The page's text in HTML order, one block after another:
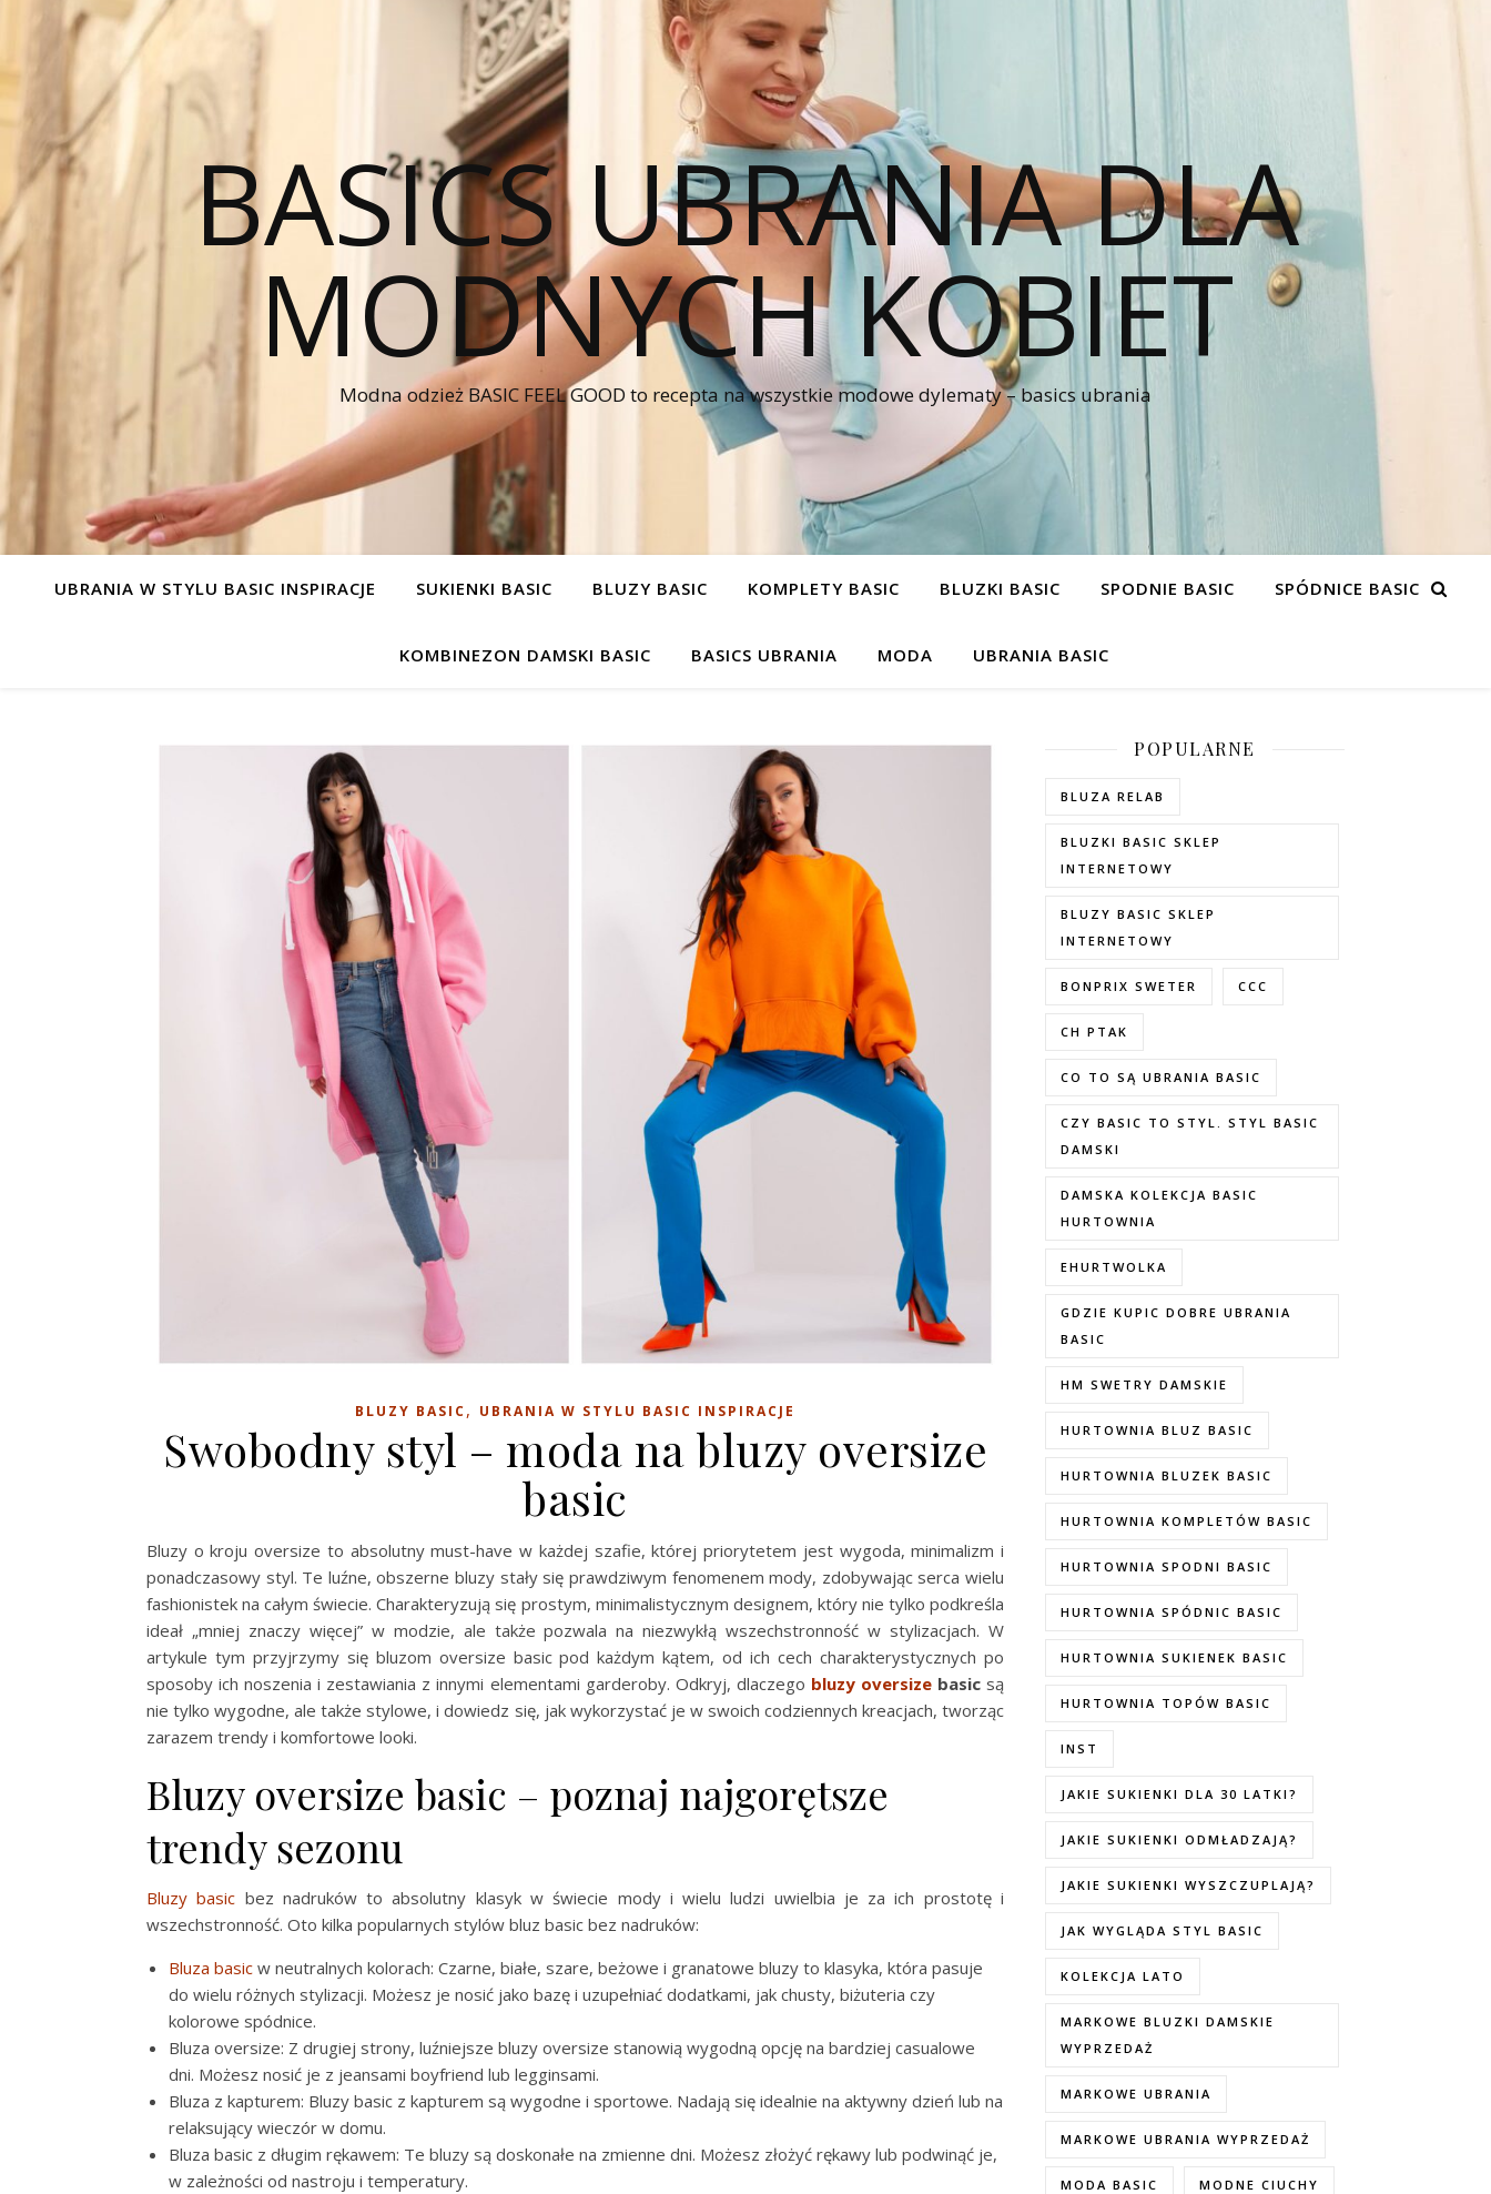
BASICS UBRANIA DLA
MODNYCH KOBIET
Modna odzież BASIC FEEL GOOD to recepta na wszystkie modowe dylematy – basics ubrania
UBRANIA W STYLU BASIC INSPIRACJE SUKIENKI BASIC BLUZY BASIC KOMPLETY BASIC BLUZKI BASIC SPODNIE BASIC SPÓDNICE BASIC
KOMBINEZON DAMSKI BASIC BASICS UBRANIA MODA UBRANIA BASIC
BLUZY BASIC, UBRANIA W STYLU BASIC INSPIRACJE
Swobodny styl – moda na bluzy oversize
basic
Bluzy o kroju oversize to absolutny must-have w każdej szafie, której priorytetem jest wygoda, minimalizm i
ponadczasowy styl. Te luźne, obszerne bluzy stały się prawdziwym fenomenem mody, zdobywając serca wielu
fashionistek na całym świecie. Charakteryzują się prostym, minimalistycznym designem, który nie tylko podkreśla
ideał „mniej znaczy więcej” w modzie, ale także pozwala na niezwykłą wszechstronność w stylizacjach. W
artykule tym przyjrzymy się bluzom oversize basic pod każdym kątem, od ich cech charakterystycznych po
sposoby ich noszenia i zestawiania z innymi elementami garderoby. Odkryj, dlaczego bluzy oversizebasicsą
nie tylko wygodne, ale także stylowe, i dowiedz się, jak wykorzystać je w swoich codziennych kreacjach, tworząc
zarazem trendy i komfortowe looki.
Bluzy oversize basic – poznaj najgorętsze
trendy sezonu
Bluzy basic bez nadruków to absolutny klasyk w świecie mody i wielu ludzi uwielbia je za ich prostotę i
wszechstronność. Oto kilka popularnych stylów bluz basic bez nadruków:
Bluza basic w neutralnych kolorach: Czarne, białe, szare, beżowe i granatowe bluzy to klasyka, która pasuje
do wielu różnych stylizacji. Możesz je nosić jako bazę i uzupełniać dodatkami, jak chusty, biżuteria czy
kolorowe spódnice.
Bluza oversize: Z drugiej strony, luźniejsze bluzy oversize stanowią wygodną opcję na bardziej casualowe
dni. Możesz nosić je z jeansami boyfriend lub legginsami.
Bluza z kapturem: Bluzy basic z kapturem są wygodne i sportowe. Nadają się idealnie na aktywny dzień lub na
relaksujący wieczór w domu.
Bluza basic z długim rękawem: Te bluzy są doskonałe na zmienne dni. Możesz złożyć rękawy lub podwinąć je,
w zależności od nastroju i temperatury.
POPULARNE
BLUZA RELAB
BLUZKI BASIC SKLEP
INTERNETOWY
BLUZY BASIC SKLEP
INTERNETOWY
BONPRIX SWETER CCC
CH PTAK
CO TO SĄ UBRANIA BASIC
CZY BASIC TO STYL. STYL BASIC
DAMSKI
DAMSKA KOLEKCJA BASIC
HURTOWNIA
EHURTWOLKA
GDZIE KUPIC DOBRE UBRANIA
BASIC
HM SWETRY DAMSKIE
HURTOWNIA BLUZ BASIC
HURTOWNIA BLUZEK BASIC
HURTOWNIA KOMPLETÓW BASIC
HURTOWNIA SPODNI BASIC
HURTOWNIA SPÓDNIC BASIC
HURTOWNIA SUKIENEK BASIC
HURTOWNIA TOPÓW BASIC
INST
JAKIE SUKIENKI DLA 30 LATKI?
JAKIE SUKIENKI ODMŁADZAJĄ?
JAKIE SUKIENKI WYSZCZUPLAJĄ?
JAK WYGLĄDA STYL BASIC
KOLEKCJA LATO
MARKOWE BLUZKI DAMSKIE
WYPRZEDAŻ
MARKOWE UBRANIA
MARKOWE UBRANIA WYPRZEDAŻ
MODA BASIC MODNE CIUCHY